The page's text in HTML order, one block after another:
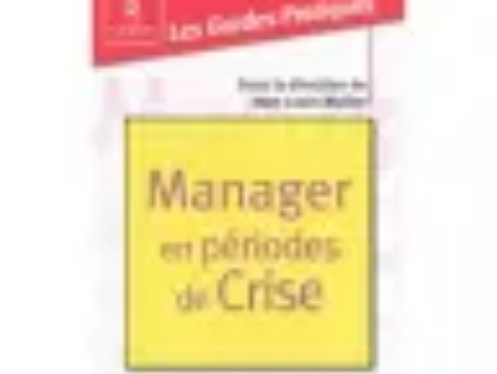
Destination Parfaite
Conseils de voyageConseils pratiquesPlanification de
DécouverteVoyage Urbain
Destination Parfaite